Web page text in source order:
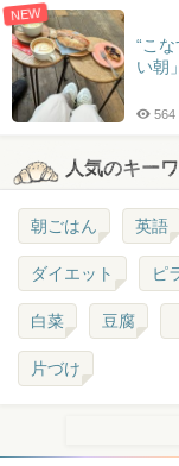
NEW
“こ
い朝
564
人気のキー
朝ごはん 英語
ダイエット ピ
白菜 豆腐
片づけ